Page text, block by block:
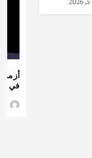
أزمة
في